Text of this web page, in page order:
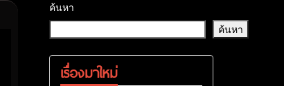
ค้นหา
ค้นหา
เรื่องมาใหม่